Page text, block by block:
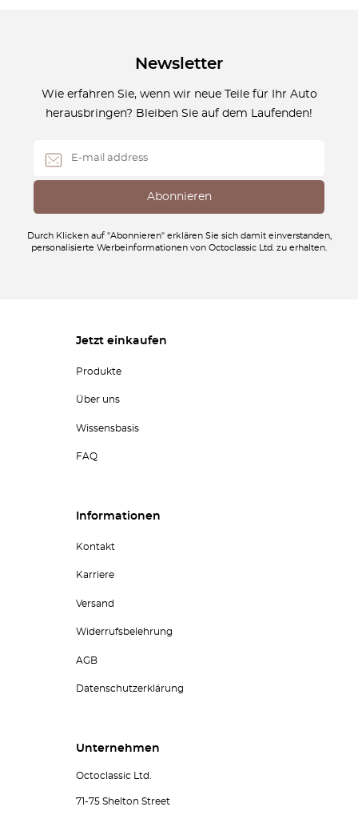
Newsletter
Wie erfahren Sie, wenn wir neue Teile für Ihr Auto
herausbringen? Bleiben Sie auf dem Laufenden!
Durch Klicken auf "Abonnieren" erklären Sie sich damit einverstanden,
personalisierte Werbeinformationen von Octoclassic Ltd. zu erhalten.
Jetzt einkaufen
Produkte
Über uns
Wissensbasis
FAQ
Informationen
Kontakt
Karriere
Versand
Widerrufsbelehrung
AGB
Datenschutzerklärung
Unternehmen
Octoclassic Ltd.
71-75 Shelton Street